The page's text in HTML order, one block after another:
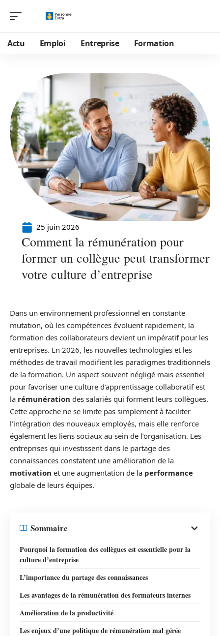
Actu Emploi Entreprise Formation
25 juin 2026
Comment la rémunération pour
former un collègue peut transformer
votre culture d’entreprise
Dans un environnement professionnel en constante
mutation, où les compétences évoluent rapidement, la
formation des collaborateurs devient un impératif pour les
entreprises. En 2026, les nouvelles technologies et les
méthodes de travail modifient les paradigmes traditionnels
de la formation. Un aspect souvent négligé mais essentiel
pour favoriser une culture d’apprentissage collaboratif est
la rémunération des salariés qui forment leurs collègues.
Cette approche ne se limite pas simplement à faciliter
l’intégration des nouveaux employés, mais elle renforce
également les liens sociaux au sein de l’organisation. Les
entreprises qui investissent dans le partage des
connaissances constatent une amélioration de la
motivation et une augmentation de la performance
globale de leurs équipes.
Sommaire
Pourquoi la formation des collègues est essentielle pour la
culture d’entreprise
L’importance du partage des connaissances
Les avantages de la rémunération des formateurs internes
Amélioration de la productivité
Les enjeux d’une politique de rémunération mal gérée